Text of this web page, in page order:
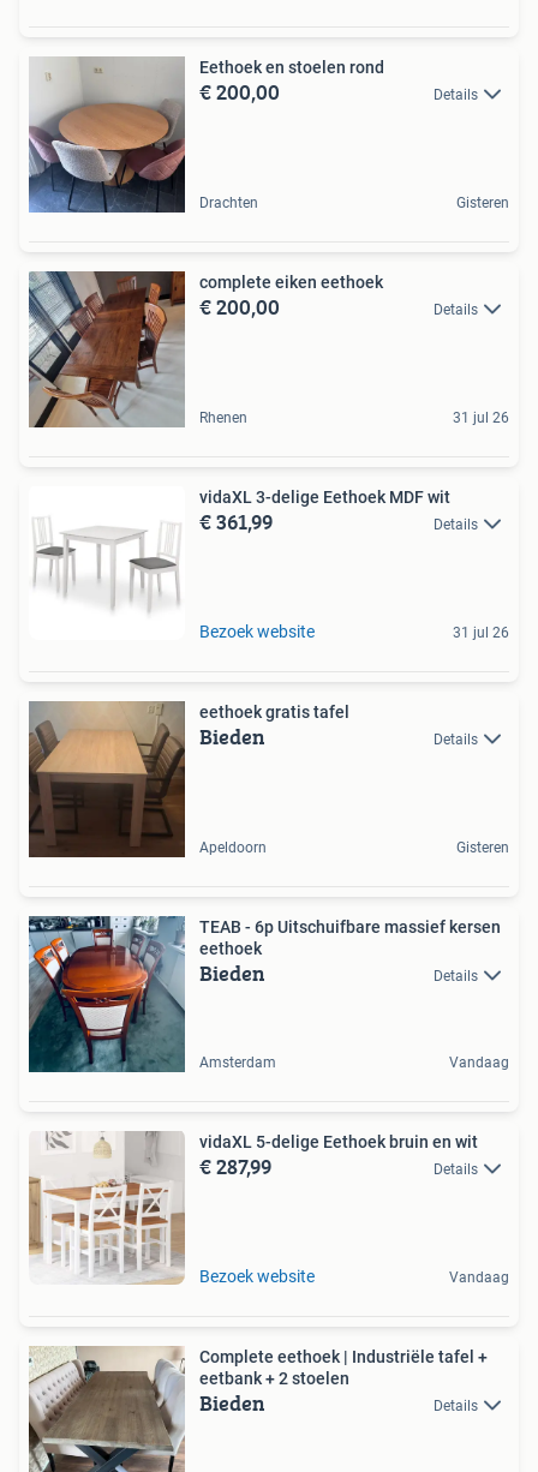
Eethoek en stoelen rond
€ 200,00 Details
Drachten Gisteren
complete eiken eethoek
€ 200,00 Details
Rhenen 31 jul 26
vidaXL 3-delige Eethoek MDF wit
€ 361,99 Details
Bezoek website 31 jul 26
eethoek gratis tafel
Bieden Details
Apeldoorn Gisteren
TEAB - 6p Uitschuifbare massief kersen
eethoek
Bieden Details
Amsterdam Vandaag
vidaXL 5-delige Eethoek bruin en wit
€ 287,99 Details
Bezoek website Vandaag
Complete eethoek | Industriële tafel +
eetbank + 2 stoelen
Bieden Details